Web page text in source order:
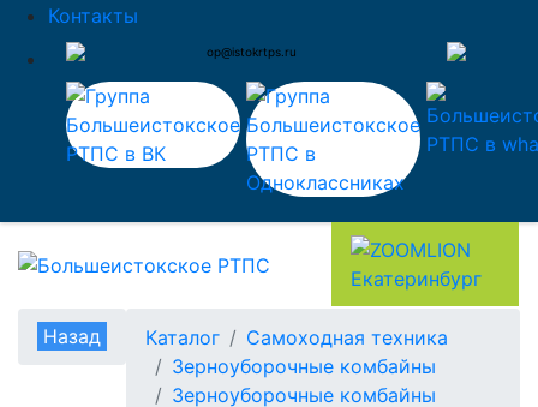
Контакты
op@istokrtps.ru
Назад Каталог
Самоходная техника
Зерноуборочные комбайны
Зерноуборочные комбайны